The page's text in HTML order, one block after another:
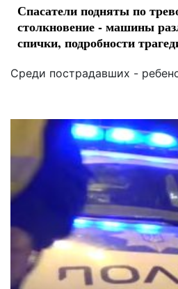
Спасатели подняты по
столкновение - машины
спички, подробности
Среди пострадавших -